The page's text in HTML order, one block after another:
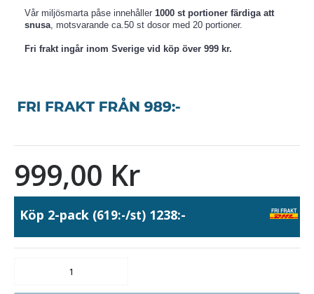
Vår miljösmarta påse innehåller 1000 st portioner färdiga att
snusa , motsvarande ca.50 st dosor med 20 portioner.
Fri frakt ingår inom Sverige vid köp över 999 kr.
999,00 Kr
Köp 2-pack (619:-/st) 1238:-